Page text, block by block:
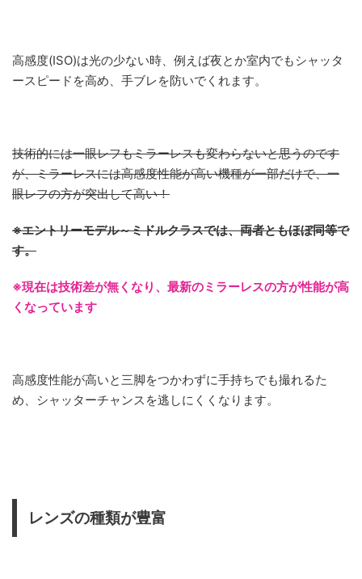
高感度(ISO)は光の少ない時、例えば夜とか室内でもシャッタ
ースピードを高め、手ブレを防いでくれます。
技術的には一眼レフもミラーレスも変わらないと思うのです
が、ミラーレスには高感度性能が高い機種が一部だけで、一
眼レフの方が突出して高い！
※エントリーモデル～ミドルクラスでは、両者ともほぼ同等で
す。
※現在は技術差が無くなり、最新のミラーレスの方が性能が高
くなっています
高感度性能が高いと三脚をつかわずに手持ちでも撮れるた
め、シャッターチャンスを逃しにくくなります。
レンズの種類が豊富